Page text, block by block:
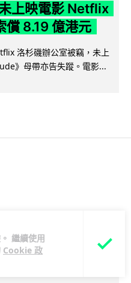
繼續使用
Cookie 政
上映電影 Netflix
償 8.19 億港元
洛杉磯辦公室被竊，未上
》母帶亦告失蹤。電影...
挑戰萬億年收
太空 Starlink 覆